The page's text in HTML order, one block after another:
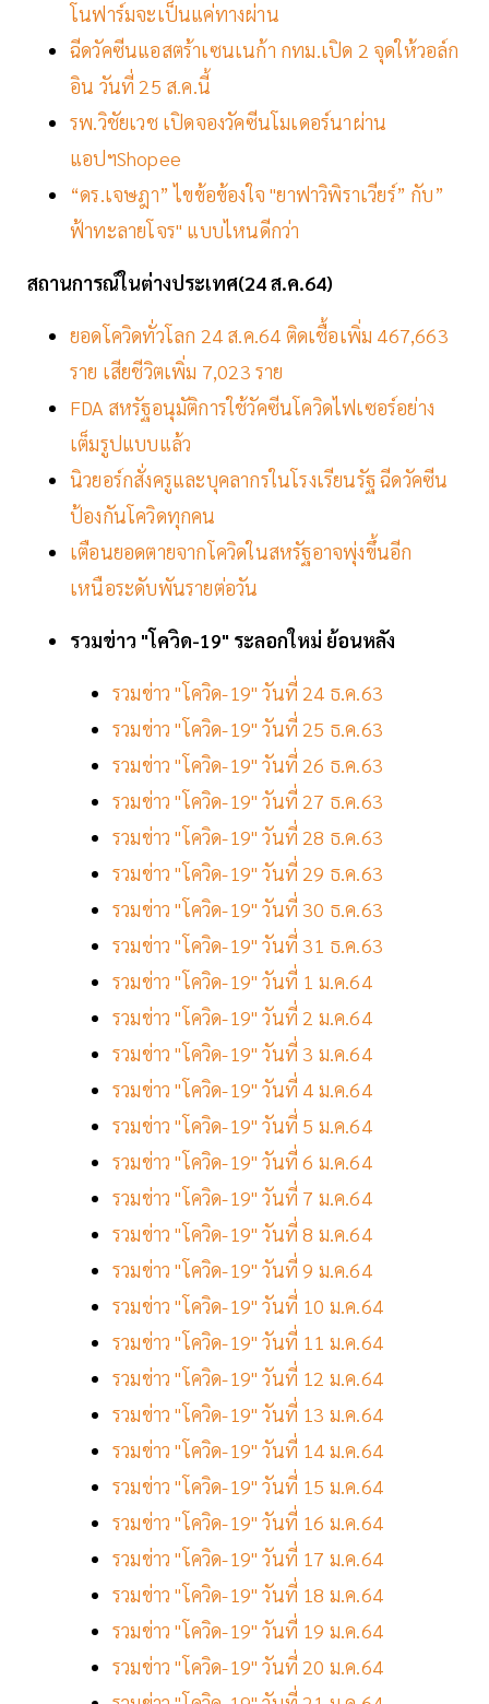
โนฟาร์มจะเป็นแค่ทางผ่าน
ฉีดวัคซีนแอสตร้าเซนเนก้า กทม.เปิด 2 จุดให้วอล์ก
อิน วันที่ 25 ส.ค.นี้
รพ.วิชัยเวช เปิดจองวัคซีนโมเดอร์นาผ่าน
แอปฯShopee
“ดร.เจษฎา” ไขข้อข้องใจ "ยาฟาวิพิราเวียร์” กับ”
ฟ้าทะลายโจร" แบบไหนดีกว่า
สถานการณ์ในต่างประเทศ(24 ส.ค.64)
ยอดโควิดทั่วโลก 24 ส.ค.64 ติดเชื้อเพิ่ม 467,663
ราย เสียชีวิตเพิ่ม 7,023 ราย
FDA สหรัฐอนุมัติการใช้วัคซีนโควิดไฟเซอร์อย่าง
เต็มรูปแบบแล้ว
นิวยอร์กสั่งครูและบุคลากรในโรงเรียนรัฐ ฉีดวัคซีน
ป้องกันโควิดทุกคน
เตือนยอดตายจากโควิดในสหรัฐอาจพุ่งขึ้นอีก
เหนือระดับพันรายต่อวัน
รวมข่าว "โควิด-19" ระลอกใหม่ ย้อนหลัง
รวมข่าว "โควิด-19" วันที่ 24 ธ.ค.63
รวมข่าว "โควิด-19" วันที่ 25 ธ.ค.63
รวมข่าว "โควิด-19" วันที่ 26 ธ.ค.63
รวมข่าว "โควิด-19" วันที่ 27 ธ.ค.63
รวมข่าว "โควิด-19" วันที่ 28 ธ.ค.63
รวมข่าว "โควิด-19" วันที่ 29 ธ.ค.63
รวมข่าว "โควิด-19" วันที่ 30 ธ.ค.63
รวมข่าว "โควิด-19" วันที่ 31 ธ.ค.63
รวมข่าว "โควิด-19" วันที่ 1 ม.ค.64
รวมข่าว "โควิด-19" วันที่ 2 ม.ค.64
รวมข่าว "โควิด-19" วันที่ 3 ม.ค.64
รวมข่าว "โควิด-19" วันที่ 4 ม.ค.64
รวมข่าว "โควิด-19" วันที่ 5 ม.ค.64
รวมข่าว "โควิด-19" วันที่ 6 ม.ค.64
รวมข่าว "โควิด-19" วันที่ 7 ม.ค.64
รวมข่าว "โควิด-19" วันที่ 8 ม.ค.64
รวมข่าว "โควิด-19" วันที่ 9 ม.ค.64
รวมข่าว "โควิด-19" วันที่ 10 ม.ค.64
รวมข่าว "โควิด-19" วันที่ 11 ม.ค.64
รวมข่าว "โควิด-19" วันที่ 12 ม.ค.64
รวมข่าว "โควิด-19" วันที่ 13 ม.ค.64
รวมข่าว "โควิด-19" วันที่ 14 ม.ค.64
รวมข่าว "โควิด-19" วันที่ 15 ม.ค.64
รวมข่าว "โควิด-19" วันที่ 16 ม.ค.64
รวมข่าว "โควิด-19" วันที่ 17 ม.ค.64
รวมข่าว "โควิด-19" วันที่ 18 ม.ค.64
รวมข่าว "โควิด-19" วันที่ 19 ม.ค.64
รวมข่าว "โควิด-19" วันที่ 20 ม.ค.64